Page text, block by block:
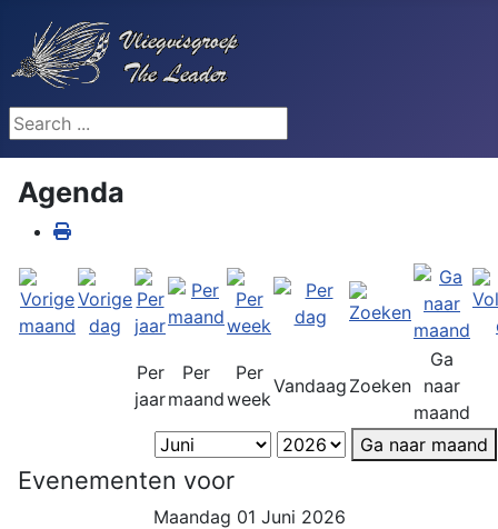
Search ...
Agenda
Per
jaar
Per
maand
Per
week
Vandaag Zoeken
Ga
naar
maand
Ga naar maand
Evenementen voor
Maandag 01 Juni 2026